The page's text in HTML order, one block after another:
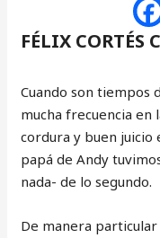
FÉLIX CORTÉS
Cuando son tiempos
mucha frecuencia en
cordura y buen juicio
papá de Andy
nada- de lo segundo.
De manera